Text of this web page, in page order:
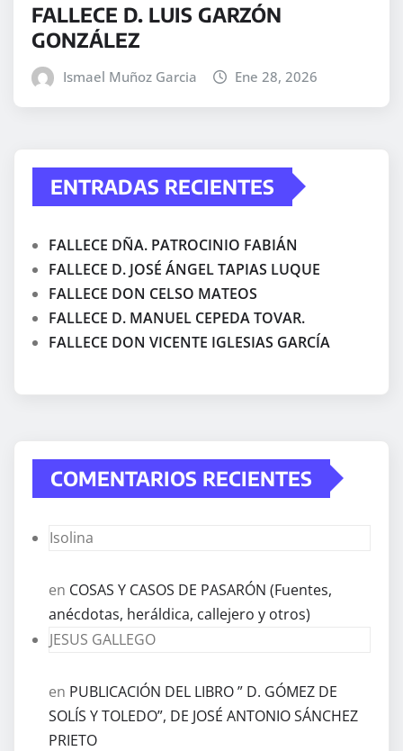
FALLECE D. LUIS GARZÓN
GONZÁLEZ
Ismael Muñoz Garcia Ene 28, 2026
ENTRADAS RECIENTES
FALLECE DÑA. PATROCINIO FABIÁN
FALLECE D. JOSÉ ÁNGEL TAPIAS LUQUE
FALLECE DON CELSO MATEOS
FALLECE D. MANUEL CEPEDA TOVAR.
FALLECE DON VICENTE IGLESIAS GARCÍA
COMENTARIOS RECIENTES
Isolina
en COSAS Y CASOS DE PASARÓN (Fuentes,
anécdotas, heráldica, callejero y otros)
JESUS GALLEGO
en PUBLICACIÓN DEL LIBRO ” D. GÓMEZ DE
SOLÍS Y TOLEDO”, DE JOSÉ ANTONIO SÁNCHEZ
PRIETO